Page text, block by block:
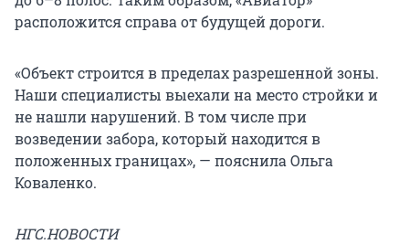
расположится справа от будущей дороги.
«Объект строится в пределах разрешенной зоны.
Наши специалисты выехали на место стройки и
не нашли нарушений. В том числе при
возведении забора, который находится в
положенных границах», — пояснила Ольга
Коваленко.
НГС.НОВОСТИ